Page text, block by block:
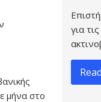
μήνα στο
για